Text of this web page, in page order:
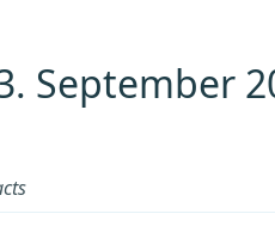
September